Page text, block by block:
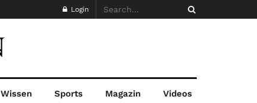
Login
Wissen Sports Magazin Videos